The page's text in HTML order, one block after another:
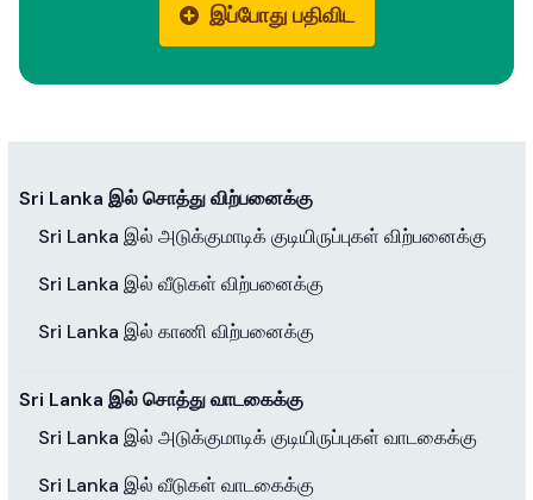
இப்போது பதிவிட
Sri Lanka இல் சொத்து விற்பனைக்கு
Sri Lanka இல் அடுக்குமாடிக் குடியிருப்புகள் விற்பனைக்கு
Sri Lanka இல் வீடுகள் விற்பனைக்கு
Sri Lanka இல் காணி விற்பனைக்கு
Sri Lanka இல் சொத்து வாடகைக்கு
Sri Lanka இல் அடுக்குமாடிக் குடியிருப்புகள் வாடகைக்கு
Sri Lanka இல் வீடுகள் வாடகைக்கு